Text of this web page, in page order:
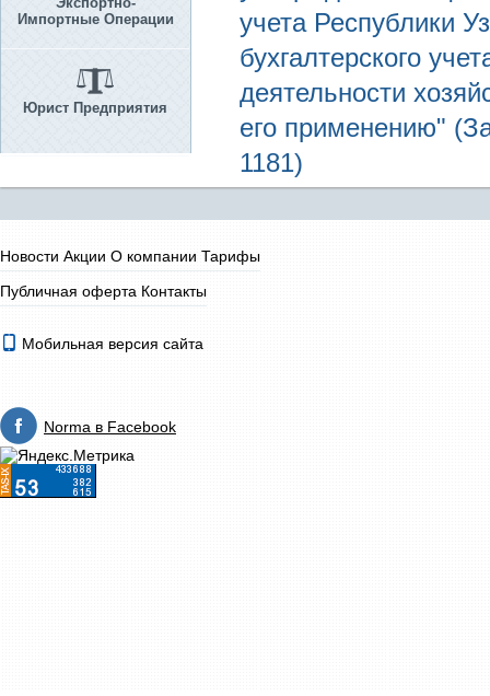
Импортные Операции
Юрист Предприятия
учета Республики
бухгалтерского
деятельности
его применению"
1181)
Новости Акции О компании Тарифы
Публичная оферта Контакты
Мобильная версия сайта
Norma в Facebook